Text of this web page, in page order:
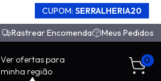
CUPOM: SERRALHERIA20
Rastrear Encomenda Meus Pedidos
Ver ofertas para
minha região
0